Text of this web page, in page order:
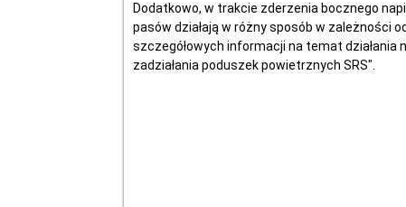
Dodatkowo, w trakcie zderzenia bocznego
pasów działają w różny sposób w zależności
szczegółowych informacji na temat
zadziałania poduszek powietrznych SRS".